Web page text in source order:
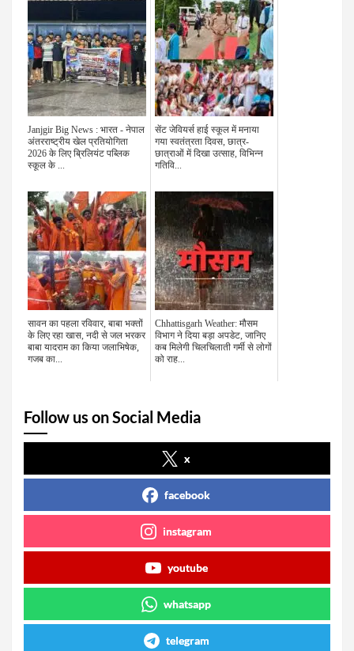
Janjgir Big News : भारत - नेपाल
अंतरराष्ट्रीय खेल प्रतियोगिता
2026 के लिए ब्रिलियंट पब्लिक
स्कूल के ...
सेंट जेवियर्स हाई स्कूल में मनाया
गया स्वतंत्रता दिवस, छात्र-
छात्राओं में दिखा उत्साह, विभिन्न
गतिवि...
सावन का पहला रविवार, बाबा भक्तों
के लिए रहा खास, नदी से जल भरकर
बाबा यादराम का किया जलाभिषेक,
गजब का...
Chhattisgarh Weather: मौसम
विभाग ने दिया बड़ा अपडेट, जानिए
कब मिलेगी चिलचिलाती गर्मी से लोगों
को राह...
Follow us on Social Media
x
facebook
instagram
youtube
whatsapp
telegram